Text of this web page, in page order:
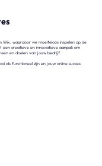
waardoor we moeiteloos inspelen op de
een creatieve en innovatieve aanpak om
en doelen van jouw bedrijf.
als functioneel zijn en jouw online succes